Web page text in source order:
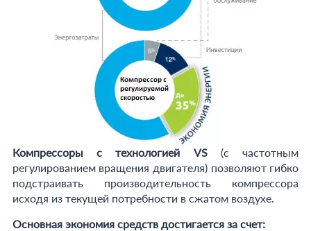
Компрессоры с технологией VS(с частотным
регулированием вращения двигателя) позволяют гибко
подстраивать производительность компрессора
исходя из текущей потребности в сжатом воздухе.
Основная экономия средств достигается за счет: